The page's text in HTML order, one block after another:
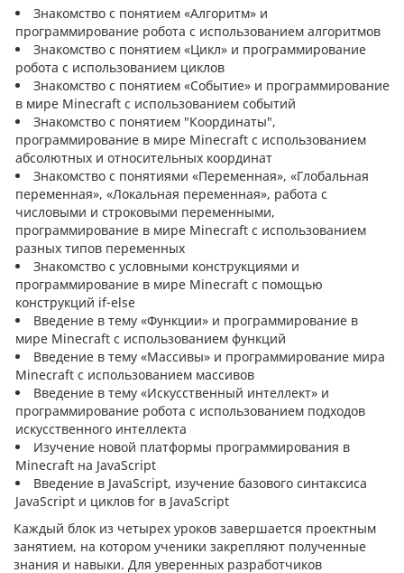
Знакомство с понятием «Алгоритм» и
программирование робота с использованием алгоритмов
Знакомство с понятием «Цикл» и программирование
робота с использованием циклов
Знакомство с понятием «Событие» и программирование
в мире Minecraft с использованием событий
Знакомство с понятием "Координаты",
программирование в мире Minecraft с использованием
абсолютных и относительных координат
Знакомство с понятиями «Переменная», «Глобальная
переменная», «Локальная переменная», работа с
числовыми и строковыми переменными,
программирование в мире Minecraft с использованием
разных типов переменных
Знакомство с условными конструкциями и
программирование в мире Minecraft с помощью
конструкций if-else
Введение в тему «Функции» и программирование в
мире Minecraft с использованием функций
Введение в тему «Массивы» и программирование мира
Minecraft с использованием массивов
Введение в тему «Искусственный интеллект» и
программирование робота с использованием подходов
искусственного интеллекта
Изучение новой платформы программирования в
Minecraft на JavaScript
Введение в JavaScript, изучение базового синтаксиса
JavaScript и циклов for в JavaScript
Каждый блок из четырех уроков завершается проектным
занятием, на котором ученики закрепляют полученные
знания и навыки. Для уверенных разработчиков